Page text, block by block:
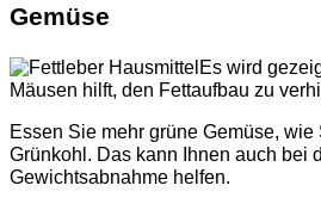
Gemüse
Es wird
Mäusen hilft, den Fettaufbau zu
Essen Sie mehr grüne Gemüse,
Grünkohl. Das kann Ihnen auch bei
Gewichtsabnahme helfen.